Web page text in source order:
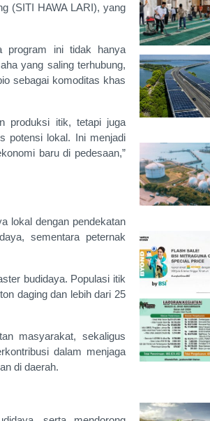
(SITI HAWA LARI), yang
program ini tidak hanya
yang saling terhubung,
sebagai komoditas khas
produksi itik, tetapi juga
potensi lokal. Ini menjadi
baru di pedesaan,”
lokal dengan pendekatan
sementara peternak
budidaya. Populasi itik
daging dan lebih dari 25
masyarakat, sekaligus
dalam menjaga
di daerah.